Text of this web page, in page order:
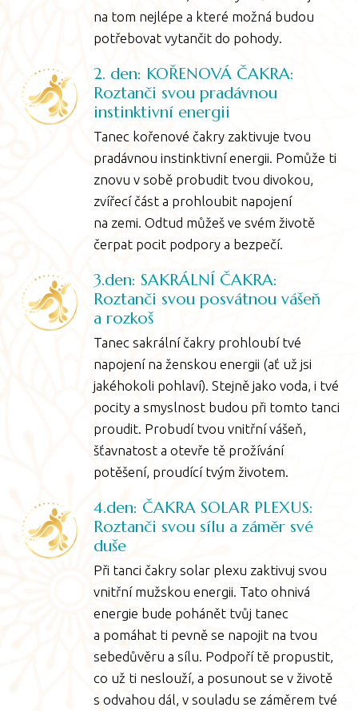
na tom nejlépe a které možná budou
potřebovat vytančit do pohody.
2. den: KOŘENOVÁ ČAKRA:
Roztanči svou pradávnou
instinktivní energii
Tanec kořenové čakry zaktivuje tvou
pradávnou instinktivní energii. Pomůže ti
znovu v sobě probudit tvou divokou,
zvířecí část a prohloubit napojení
na zemi. Odtud můžeš ve svém životě
čerpat pocit podpory a bezpečí.
3.den: SAKRÁLNÍ ČAKRA:
Roztanči svou posvátnou vášeň
a rozkoš
Tanec sakrální čakry prohloubí tvé
napojení na ženskou energii (ať už jsi
jakéhokoli pohlaví). Stejně jako voda, i tvé
pocity a smyslnost budou při tomto tanci
proudit. Probudí tvou vnitřní vášeň,
šťavnatost a otevře tě prožívání
potěšení, proudící tvým životem.
4.den: ČAKRA SOLAR PLEXUS:
Roztanči svou sílu a záměr své
duše
Při tanci čakry solar plexu zaktivuj svou
vnitřní mužskou energii. Tato ohnivá
energie bude pohánět tvůj tanec
a pomáhat ti pevně se napojit na tvou
sebedůvěru a sílu. Podpoří tě propustit,
co už ti neslouží, a posunout se v životě
s odvahou dál, v souladu se záměrem tvé